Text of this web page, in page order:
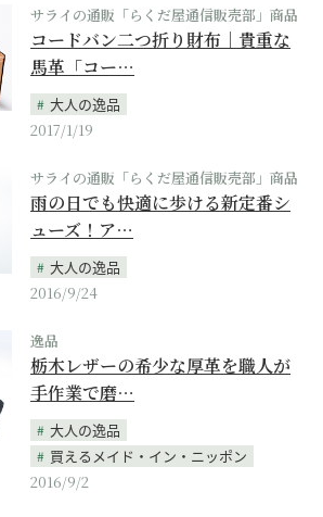
サライの通販「らくだ屋通信販売部」商品
コードバン二つ折り財布｜貴重な
馬革「コー…
大人の逸品
2017/1/19
サライの通販「らくだ屋通信販売部」商品
雨の日でも快適に歩ける新定番シ
ューズ！ア…
大人の逸品
2016/9/24
逸品
栃木レザーの希少な厚革を職人が
手作業で磨…
大人の逸品
買えるメイド・イン・ニッポン
2016/9/2